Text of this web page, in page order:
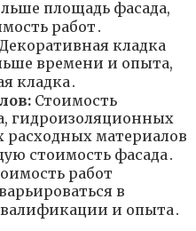
площадь фасада,
работ․
Декоративная кладка
времени и опыта,
кладка․
Стоимость
гидроизоляционных
расходных материалов
стоимость фасада․
работ
в
и опыта․